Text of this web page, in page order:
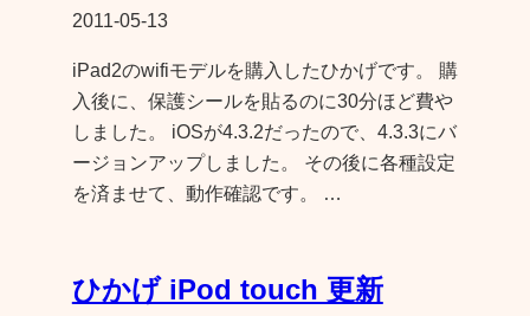
2011-05-13
iPad2のwifiモデルを購入したひかげです。 購
入後に、保護シールを貼るのに30分ほど費や
しました。 iOSが4.3.2だったので、4.3.3にバ
ージョンアップしました。 その後に各種設定
を済ませて、動作確認です。 …
ひかげ iPod touch 更新